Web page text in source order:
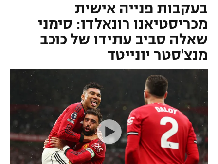
VOD
רץ ברשת
גביע הטוטו
ליגיונרים
נבחרת ישראל
מכבי חיפה
בית"ר ירושלים
מכבי תל אביב
ליגת האלופות
ליגה אירופית
ליגה אנגלית
ליגה גרמנית
ליגה ספרדית
ליגה איטלקית
ליגה צרפתית
כדורסל ישראלי
ליגת ווינר סל
כדורסל נשים
מכבי תל אביב
הפועל חולון
הפועל ירושלים
כדורסל עולמי
NBA
יורוקאפ
ענפים נוספים
טניס
כדוריד
כדורעף
בעקבות פנייה אישית
מכריסטיאנו רונאלדו: סימני
שאלה סביב עתידו של כוכב
מנצ'סטר יונייטד